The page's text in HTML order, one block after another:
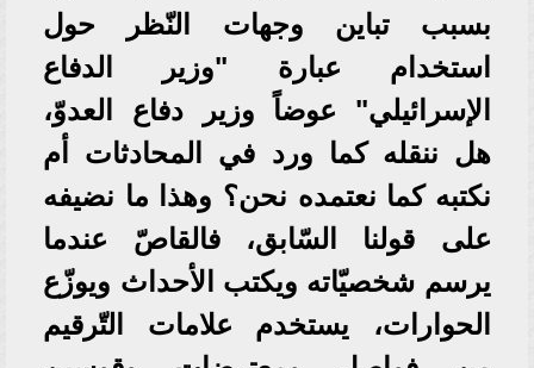
بسبب تباين وجهات النّظر حول
استخدام عبارة "وزير الدفاع
الإسرائيلي" عوضاً وزير دفاع العدوّ،
هل ننقله كما ورد في المحادثات أم
نكتبه كما نعتمده نحن؟ وهذا ما نضيفه
على قولنا السّابق، فالقاصّ عندما
يرسم شخصيّاته ويكتب الأحداث ويوزّع
الحوارات، يستخدم علامات التّرقيم